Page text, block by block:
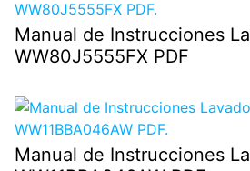
Manual de Instrucciones
WW80J5555FX PDF
Manual de Instrucciones